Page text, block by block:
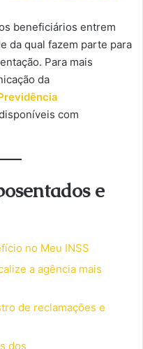
beneficiários entrem
da qual fazem parte para
Para mais
da
com
e
no Meu INSS
a agência mais
de reclamações e
dos